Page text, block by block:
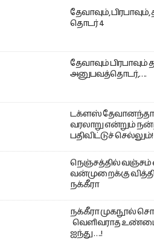
தேவாவும், பிரபாவும்,
தொடர் 4
தேவாவும் பிரபாவும்
அனுபவத்தொடர்,….
டக்ளஸ்
வரலாறு என்றும்
பதிவிட்டுச் செல்லும்!
நெஞ்சத்தில் வஞ்சம்
வன்முறைக்கு
நக்கீரா
நக்கீரா முகநூல்
வெளிவராத
ஐந்து ….!